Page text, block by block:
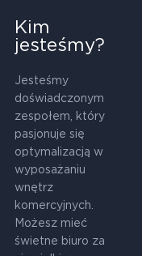
Kim
jesteśmy?
Jesteśmy
doświadczonym
zespołem, który
pasjonuje się
optymalizacją w
wyposażaniu
wnętrz
komercyjnych.
Możesz mieć
świetne biuro za